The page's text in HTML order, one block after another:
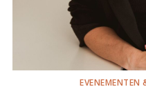
EVENEMENTEN